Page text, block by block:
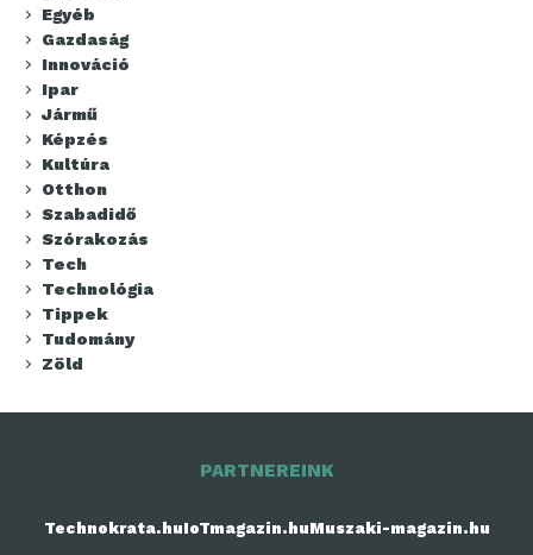
Egyéb
Gazdaság
Innováció
Ipar
Jármű
Képzés
Kultúra
Otthon
Szabadidő
Szórakozás
Tech
Technológia
Tippek
Tudomány
Zöld
PARTNEREINK
Technokrata.huIoTmagazin.huMuszaki-magazin.hu